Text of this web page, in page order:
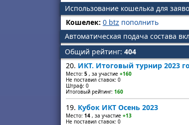
Использование кошелька для
Кошелек: 0 btz пополнить
Автоматическая подача состава
Общий рейтинг: 404
20. ИКТ. Итоговый турнир 2023
Место: 5 , за участие +160
Не поставил ставок: 0
Штраф: 0
Итоговый рейтинг: 160
19. Кубок ИКТ Осень 2023
Место: 14 , за участие +13
Не поставил ставок: 0